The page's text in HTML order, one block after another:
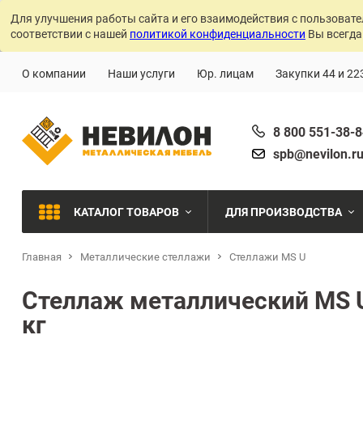
Для улучшения работы сайта и его взаимодействия с
соответствии с нашей политикой конфиденциальности Вы
О компании Наши услуги Юр. лицам Закупки 44 и
8 800 551-38-
spb@nevilon.ru
КАТАЛОГ ТОВАРОВ
Швейное производство
Металлообработка
ДЛЯ ПРОИЗВОДСТВА
Главная Металлические стеллажи Стеллажи MS U
Стеллаж металлический MS
кг